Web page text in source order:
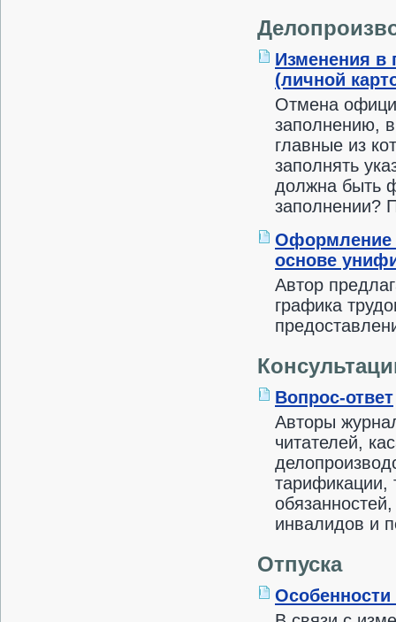
Изменения в
(личной
Отмена
заполнению,
главные из
заполнять
должна быть
заполнении?
Оформление
основе
Автор
графика
Вопрос-ответ
Авторы
читателей,
тарификации,
инвалидов и
Отпуска
Особенности